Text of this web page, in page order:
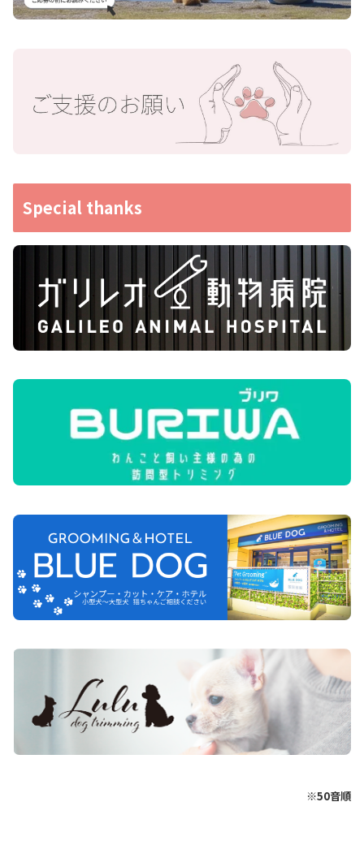
Special thanks
※50音順